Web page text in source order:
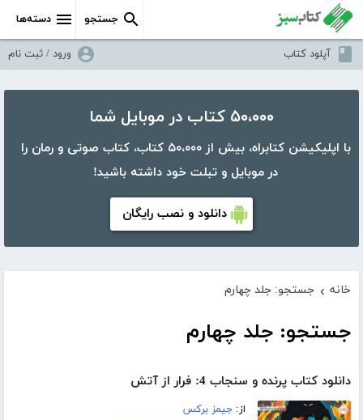
دسته‌ها جستجو
آپلود کتاب ورود / ثبت نام
۵۰،۰۰۰ کتاب در موبایل شما
با اپلیکیشن کتابراه، بیش از ۵۰،۰۰۰ کتاب، کتاب صوتی و رمان را
در موبایل و تبلت خود داشته باشید!
دانلود و نصب رایگان
خانه › جستجو: جلد چهارم
جستجو: جلد چهارم
دانلود کتاب پرنده و سنجاب 4: فرار از آتش
از:جیمز برکس